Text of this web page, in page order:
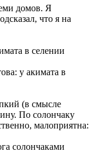
домов. Я
что я на
у акимата в
(в смысле
По солончаку
малоприятна: